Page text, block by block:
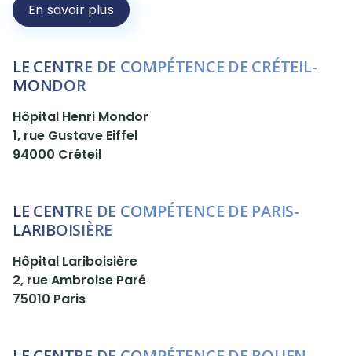
En savoir plus
LE CENTRE DE COMPÉTENCE DE CRÉTEIL-
MONDOR
Hôpital Henri Mondor
1, rue Gustave Eiffel
94000 Créteil
LE CENTRE DE COMPÉTENCE DE PARIS-
LARIBOISIÈRE
Hôpital Lariboisière
2, rue Ambroise Paré
75010 Paris